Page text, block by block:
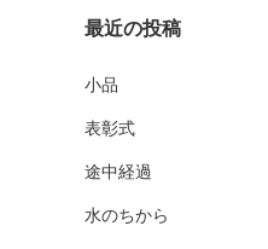
最近の投稿
小品
表彰式
途中経過
水のちから